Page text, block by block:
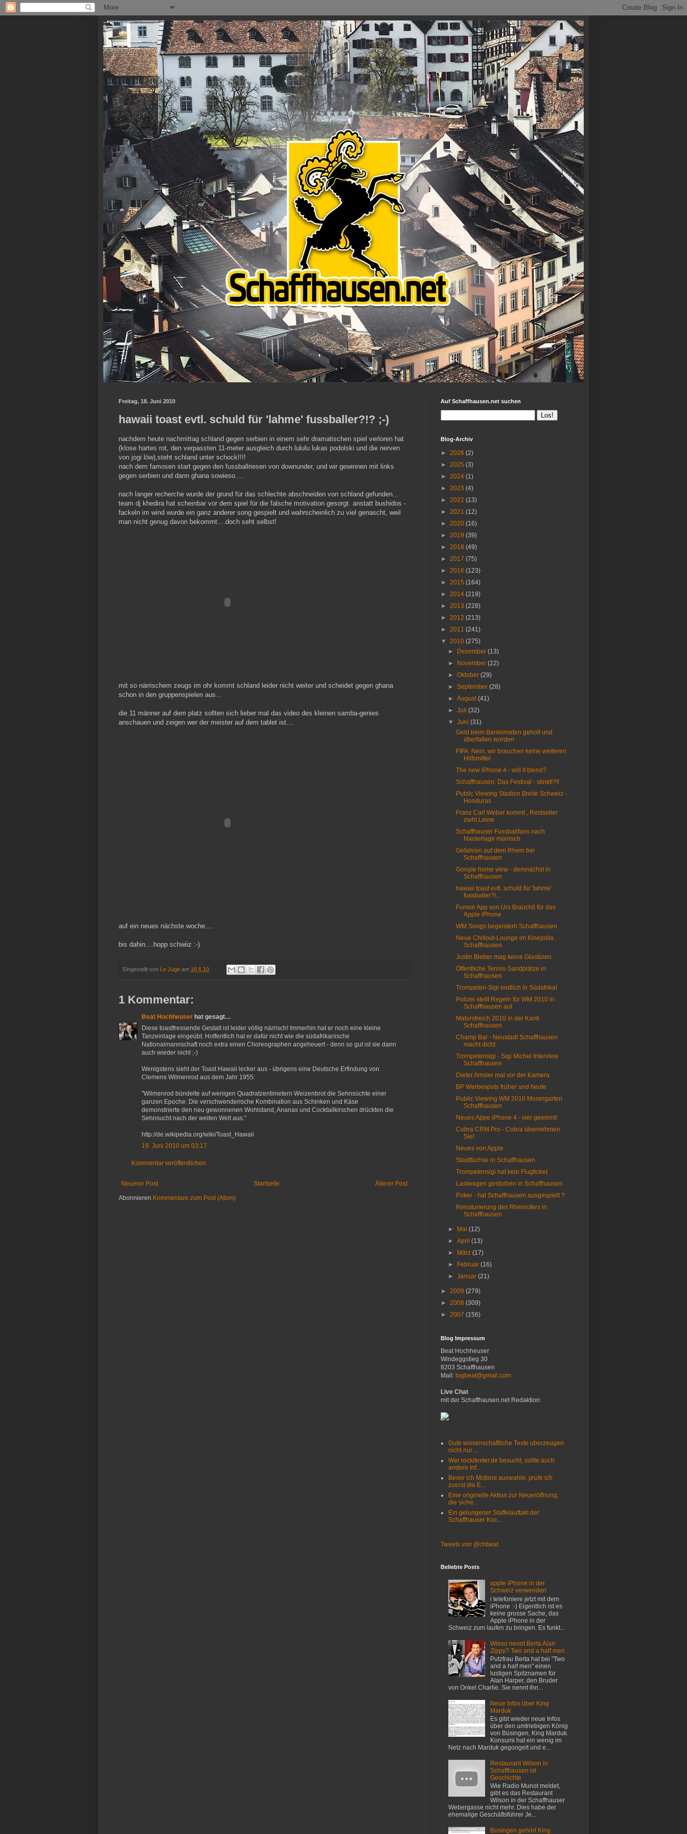
Freitag, 18. Juni 2010
hawaii toast evtl. schuld für 'lahme' fussballer?!? ;-)
nachdem heute nachmittag schland gegen serbien in einem sehr dramatischen spiel verloren hat
(klose hartes rot, den verpassten 11-meter ausgleich durch lululu lukas podolski und die nerven
von jogi löw),steht schland unter schock!!!!
nach dem famosen start gegen den fussballriesen von downunder, und wir gewinnen mit links
gegen serbien und dann ghana sowieso....
nach langer recherche wurde der grund für das schlechte abschneiden von schland gefunden...
team dj khedira hat scheinbar vor dem spiel für die falsche motivation gesorgt. anstatt bushidos -
fackeln im wind wurde ein ganz anderer song gespielt und wahrscheinlich zu viel genascht, weil
man nicht genug davon bekommt....doch seht selbst!
mit so närrischem zeugs im ohr kommt schland leider nicht weiter und scheidet gegen ghana
schon in den gruppenspielen aus...
die 11 männer auf dem platz sollten sich lieber mal das video des kleinen samba-genies
anschauen und zeigen wer der meister auf dem tablet ist....
auf ein neues nächste woche....
bis dahin....hopp schwiiz :-)
Eingestellt von Le Juge am 18.6.10
1 Kommentar:
Beat Hochheuser hat gesagt…
Diese toastfressende Gestalt ist leider völlig närrisch! Immerhin hat er noch eine kleine
Tanzeinlage eingeübt. Hoffentlich hat er dafür nicht wie die südafrikanische
Nationalmannschaft noch extra einen Choreographen angeheuert - denn so gut ist sie dann
auch wieder nicht ;-)
Wenigstens sieht der Toast Hawaii lecker aus - übrigens eine Deutsche Erfindung von
Clemens Wilmenrod aus dem Jahr 1955:
"Wilmenrod bündelte auf wenigen Quadratzentimetern Weizenbrot die Sehnsüchte einer
ganzen Epoche: Die verschwenderische Kombination aus Schinken und Käse
demonstrierte den neu gewonnenen Wohlstand, Ananas und Cocktailkirschen drückten die
Sehnsucht nach der weiten Welt aus."
http://de.wikipedia.org/wiki/Toast_Hawaii
19. Juni 2010 um 03:17
Kommentar veröffentlichen
Neuerer Post Älterer Post
Startseite
Abonnieren Kommentare zum Post (Atom)
Auf Schaffhausen.net suchen
Blog-Archiv
► 2026 (2)
► 2025 (3)
► 2024 (1)
► 2023 (4)
► 2022 (13)
► 2021 (12)
► 2020 (16)
► 2019 (39)
► 2018 (49)
► 2017 (75)
► 2016 (123)
► 2015 (164)
► 2014 (219)
► 2013 (228)
► 2012 (213)
► 2011 (241)
▼ 2010 (275)
►
Dezember(13)
►
November(22)
►Oktober(29)
►September(28)
►August(41)
►Juli(32)
▼Juni(31)
Geld beim Bankomaten geholt und
überfallen worden
FIFA: Nein, wir brauchen keine weiteren
Hilfsmittel
The new iPhone 4 - will it blend?
Schaffhausen: Das Festival - stinkt!?!!
Public Viewing Stadion Breite Schweiz -
Honduras
Franz Carl Weber kommt , Restseller
zieht Leine
Schaffhauser Fussballfans nach
Niederlage mürrisch
Gefahren auf dem Rhein bei
Schaffhausen
Google home view - demnächst in
Schaffhausen
hawaii toast evtl. schuld für 'lahme'
fussballer?!...
Fumoir App von Urs Brauchli für das
Apple iPhone
WM Songs begeistern Schaffhausen
Neue Chillout-Lounge im Kinepolis
Schaffhausen
Justin Bieber mag keine Glastüren
Öffentliche Tennis-Sandplätze in
Schaffhausen
Trompeten-Sigi endlich in Südafrika!
Polizei stellt Regeln für WM 2010 in
Schaffhausen auf
Maturstreich 2010 in der Kanti
Schaffhausen
Champ Bar - Neustadt Schaffhausen
macht dicht
Trompetensigi - Sigi Michel Interview
Schaffhausen
Dieter Amsler mal vor der Kamera
BP Werbespots früher und heute
Public Viewing WM 2010 Mosergarten
Schaffhausen
Neues Appe iPhone 4 - vier gewinnt!
Cobra CRM Pro - Cobra übernehmen
Sie!
Neues von Apple
Stadtfüchse in Schaffhausen
Trompetensigi hat kein Flugticket
Lastwagen gestorben in Schaffhausen
Poker - hat Schaffhausen ausgespielt ?
Renaturierung des Rheinufers in
Schaffhausen
► Mai(12)
►April(13)
►
März(17)
►
Februar(16)
►Januar(21)
► 2009 (279)
► 2008 (309)
► 2007 (156)
Blog Impressum
Beat Hochheuser
Windeggstieg 30
8203 Schaffhausen
Mail: bigbeat@gmail.com
Live Chat
mit der Schaffhausen.net Redaktion:
Gute wissenschaftliche Texte uberzeugen
nicht nur ...
Wer rockitexter.de besucht, sollte auch
andere Inf...
Bevor ich Motorol auswahle, prufe ich
zuerst die E...
Eine originelle Aktion zur Neueröffnung,
die siche...
Ein gelungener Staffelauftakt der
Schaffhauser Koc...
Tweets von @chbeat
Beliebte Posts
apple iPhone in der
Schweiz verwenden
i telefoniere jetzt mit dem
iPhone :-) Eigentlich ist es
keine grosse Sache, das
Apple iPhone in der
Schweiz zum laufen zu bringen. Es funkt...
Wieso nennt Berta Alan
Zippy? Two and a half men
Putzfrau Berta hat bei "Two
and a half men" einen
lustigen Spitznamen für
Alan Harper, den Bruder
von Onkel Charlie. Sie nennt ihn...
Neue Infos über King
Marduk
Es gibt wieder neue Infos
über den umtriebigen König
von Büsingen, King Marduk.
Konsumi hat ein wenig im
Netz nach Marduk gegoogelt und e...
Restaurant Wilson in
Schaffhausen ist
Geschichte
Wie Radio Munot meldet,
gibt es das Restaurant
Wilson in der Schaffhauser
Webergasse nicht mehr. Dies habe der
ehemalige Geschäftsführer Je...
Büsingen gehört King